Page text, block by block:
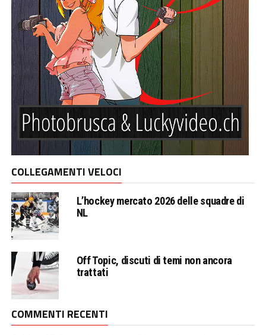
COLLEGAMENTI VELOCI
L’hockey mercato 2026 delle squadre di
NL
Off Topic, discuti di temi non ancora
trattati
COMMENTI RECENTI